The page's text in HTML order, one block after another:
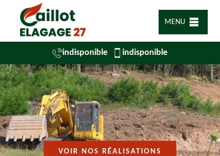
MENU
indisponible indisponible
VOIR NOS RÉALISATIONS